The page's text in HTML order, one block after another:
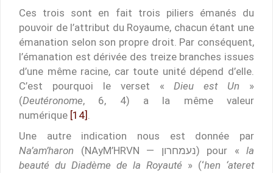
Ces trois sont en fait trois piliers émanés du
pouvoir de l’attribut du Royaume, chacun étant une
émanation selon son propre droit. Par conséquent,
l’émanation est dérivée des treize branches issues
d’une même racine, car toute unité dépend d’elle.
C’est pourquoi le verset «Dieu est Un »
(Deutéronome, 6, 4) a la même valeur
numérique [14] .
Une autre indication nous est donnée par
Na’am’haron
(NAyM’HRVN — נעמחרון) pour « la
beauté du Diadème de la Royauté » (‘hen ‘ateret